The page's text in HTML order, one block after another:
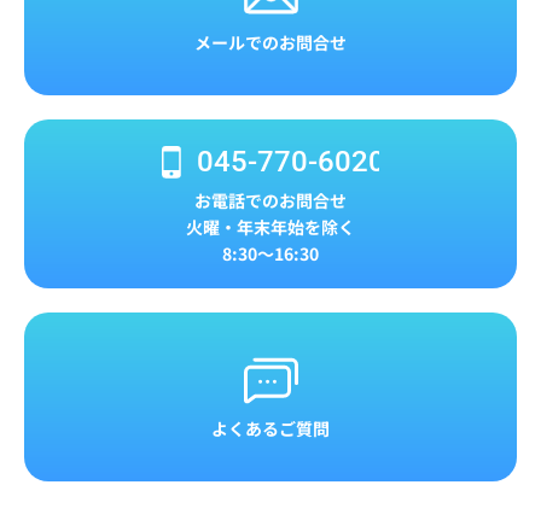
メールでのお問合せ
045-770-6020
お電話でのお問合せ
火曜・年末年始を除く
8:30～16:30
よくあるご質問